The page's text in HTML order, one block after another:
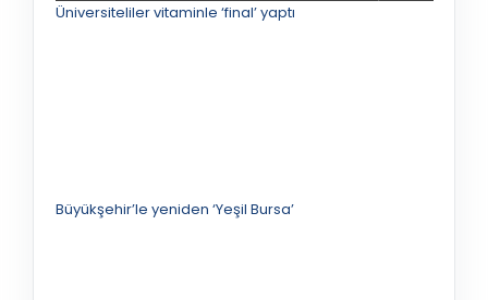
Üniversiteliler vitaminle ‘final’ yaptı
Büyükşehir’le yeniden ‘Yeşil Bursa’